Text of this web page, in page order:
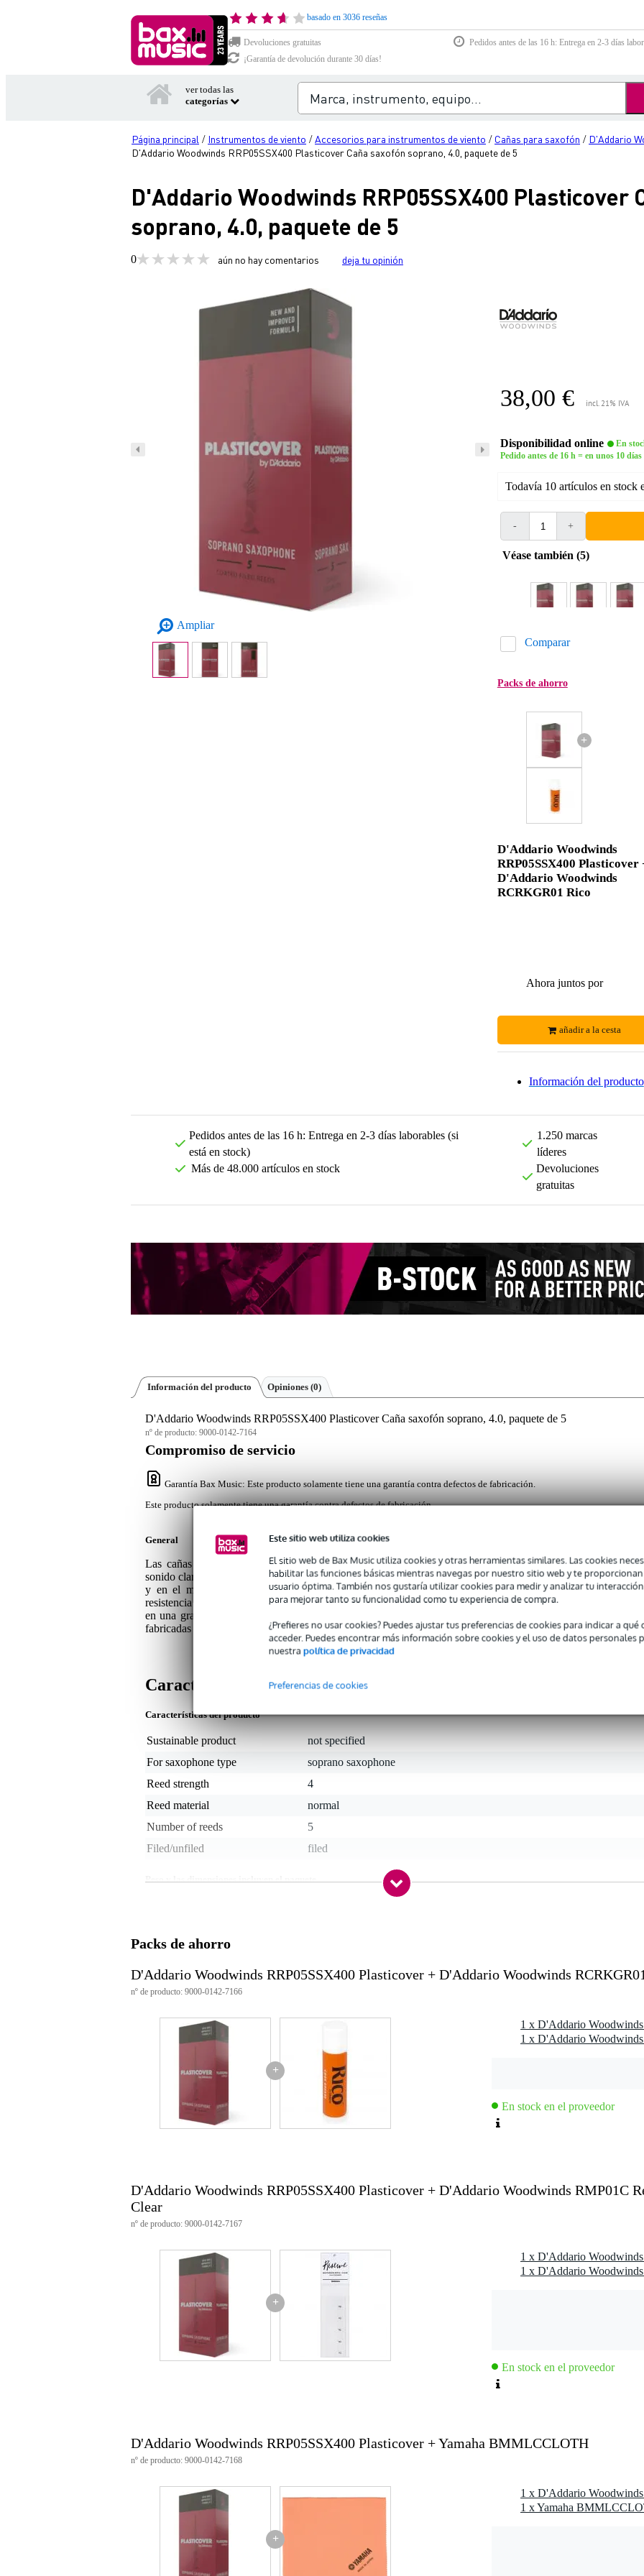
Este sitio web utiliza cookies
El sitio web de Bax Music utiliza cookies y otras herramientas similares. Las cookies
habilitar las funciones básicas mientras navegas por nuestro sitio web y te
usuario óptima. También nos gustaría utilizar cookies para medir y analizar tu
para mejorar tanto su funcionalidad como tu experiencia de compra.
¿Prefieres no usar cookies? Puedes ajustar tus preferencias de cookies para indicar a
acceder. Puedes encontrar más información sobre cookies y el uso de datos personales
nuestra política de privacidad
Preferencias de cookies
basado en 3036 reseñas
Devoluciones gratuitas
Pedidos antes de las 16 h: Entrega en 2-3 días
¡Garantía de devolución durante 30 días!
ver todas las
categorías
Página principal / Instrumentos de viento /Accesorios para instrumentos de viento / Cañas para saxofón / D'Addario
D'Addario Woodwinds RRP05SSX400 Plasticover Caña saxofón soprano, 4.0, paquete de 5
D'Addario Woodwinds RRP05SSX400 Plasticover
soprano, 4.0, paquete de 5
0 aún no hay comentarios deja tu opinión
Ampliar
38,00 € incl. 21% IVA
Disponibilidad online
En
Pedido antes de 16 h = en unos 10
Todavía 10 artículos en stock
- +
Véase también (5)
Comparar
Packs de ahorro
+
D'Addario Woodwinds
RRP05SSX400 Plasticover
D'Addario Woodwinds
RCRKGR01 Rico
Ahora juntos por
añadir a la cesta
Información del producto
Pedidos antes de las 16 h: Entrega en 2-3 días laborables (si
está en stock)
Más de 48.000 artículos en stock
1.250 marcas
líderes
Devoluciones
gratuitas
Información del producto Opiniones (0)
D'Addario Woodwinds RRP05SSX400 Plasticover Caña saxofón soprano, 4.0, paquete de 5
nº de producto: 9000-0142-7164
Compromiso de servicio
Garantía Bax Music: Este producto solamente tiene una garantía contra defectos de fabricación.
Este producto solamente tiene una garantía contra defectos de fabricación.
General
Las cañas Plasticover de D'Addario para saxofón soprano están especialmente diseñadas para obtener
sonido claro y con proyección. Estas cañas son las favoritas de los artistas de rock y pop, músicos de jazz
y en el mundo del jazz. Su exclusivo diseño revestido proporciona una mayor durabilidad y una
resistencia a las condiciones meteorológicas. Son ideales para cambiar rápidamente de instrumento y utilizarlas
en una gran variedad de estilos musicales. Las cañas están disponibles en medias cañas de 1,5 a 4,0 y están
fabricadas con cañas naturales lavadas en EE.UU..
Características
Características del producto
Sustainable product
not specified
For saxophone type
soprano saxophone
Reed strength
4
Reed material
normal
Number of reeds
5
Filed/unfiled
filed
Peso y las dimensiones incluyen el paquete
Número de piezas: 5
Resistencia: 4.0
Tipo: Limado
Adecuado para: Saxofón soprano
Fabricado en EE.UU.
Número de artículo: RRP05SSX400
Peso: 0,03 kg
Packs de ahorro
D'Addario Woodwinds RRP05SSX400 Plasticover + D'Addario Woodwinds
nº de producto: 9000-0142-7166
+
En stock en el proveedor
D'Addario Woodwinds RRP05SSX400 Plasticover + D'Addario Woodwinds RMP01C
Clear
nº de producto: 9000-0142-7167
+
En stock en el proveedor
D'Addario Woodwinds RRP05SSX400 Plasticover + Yamaha BMMLCCLOTH
nº de producto: 9000-0142-7168
+